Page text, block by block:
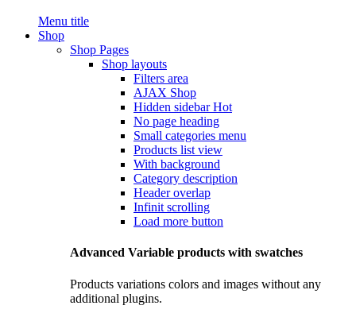
Menu title
Shop
Shop Pages
Shop layouts
Filters area
AJAX Shop
Hidden sidebarHot
No page heading
Small categories menu
Products list view
With background
Category description
Header overlap
Infinit scrolling
Load more button
Advanced Variable products with swatches
Products variations colors and images without any
additional plugins.